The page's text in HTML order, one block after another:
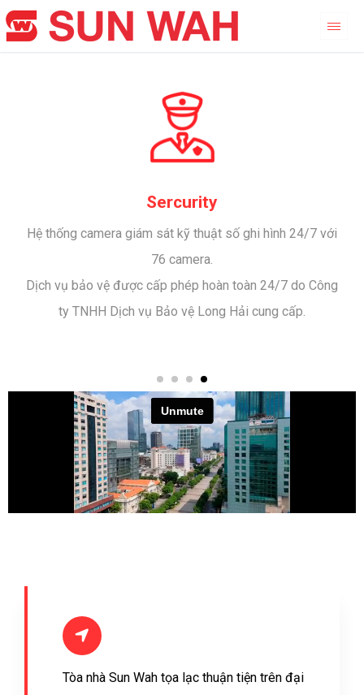
Sercurity
Hệ thống camera giám sát kỹ thuật số ghi hình 24/7 với
76 camera.
Dịch vụ bảo vệ được cấp phép hoàn toàn 24/7 do Công
ty TNHH Dịch vụ Bảo vệ Long Hải cung cấp.
Tòa nhà Sun Wah tọa lạc thuận tiện trên đại